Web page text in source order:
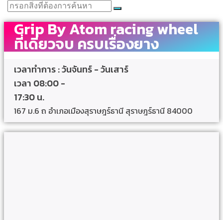
Grip By Atom racing wheel
ที่เดียวจบ ครบเรื่องยาง
เวลาทำการ : วันจันทร์ - วันเสาร์
เวลา 08:00 -
17:30 น.
167 ม.6 ถ อำเภอเมืองสุราษฎร์ธานี สุราษฎร์ธานี 84000